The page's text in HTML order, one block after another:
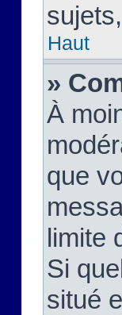
Haut
»
À
que
limite
Si
situé